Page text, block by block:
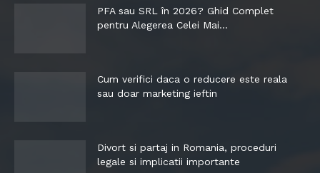
PFA sau SRL în 2026? Ghid Complet
pentru Alegerea Celei Mai...
Cum verifici daca o reducere este reala
sau doar marketing ieftin
Divort si partaj in Romania, proceduri
legale si implicatii importante